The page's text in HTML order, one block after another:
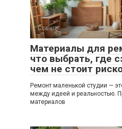
Советы
Материалы для
что выбрать, где
чем не стоит
Ремонт маленькой студии —
между идеей и реальностью.
материалов